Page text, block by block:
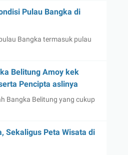
Pulau Bangka di
Bangka termasuk pulau
Belitung Amoy kek
Pencipta aslinya
Bangka Belitung yang cukup
Sekaligus Peta Wisata di